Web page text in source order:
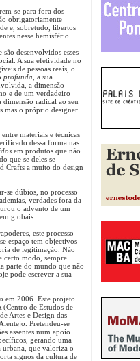
se para fora dos
obrigatoriamente
e, sobretudo, libertos
nesse hemisfério.
desenvolvidos esses
A sua efetividade no
de pessoas reais, o
profunda , a sua
a dimensão
e de um verdadeiro
radical ao seu
mas o próprio designer
materiais e técnicas
dessa forma nas
em produtos que não
que se deles se
Crafts a muito do design
se dúbios, no processo
verdades fora da
o advento de um
globais.
este processo
espaço tem objectivos
de legitimação. Não
certo modo, sempre
parte do mundo que não
pode escrever a sua
em 2006. Este projeto
(Centro de Estudos de
Artes e Design das
Pretendeu-se
assentes num apoio
gerando uma
que valoriza o
signos da cultura de